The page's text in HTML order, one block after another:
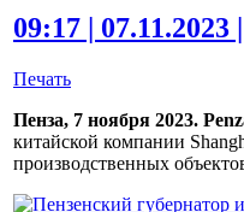
09:17 | 07.11.2023 |
Печать
Пенза, 7 ноября 2023.
китайской компании
производственных